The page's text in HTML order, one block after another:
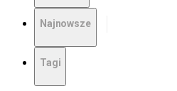
Najnowsze
Tagi